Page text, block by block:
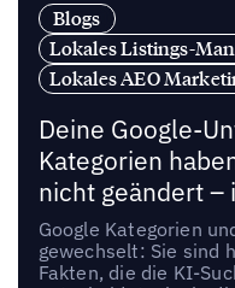
Blogs
Lokales Listings-
Lokales AEO
Deine Google-
Kategorien
nicht geändert –
Google Kategorien
gewechselt: Sie sind
Fakten, die die KI-